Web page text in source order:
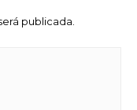
publicada.